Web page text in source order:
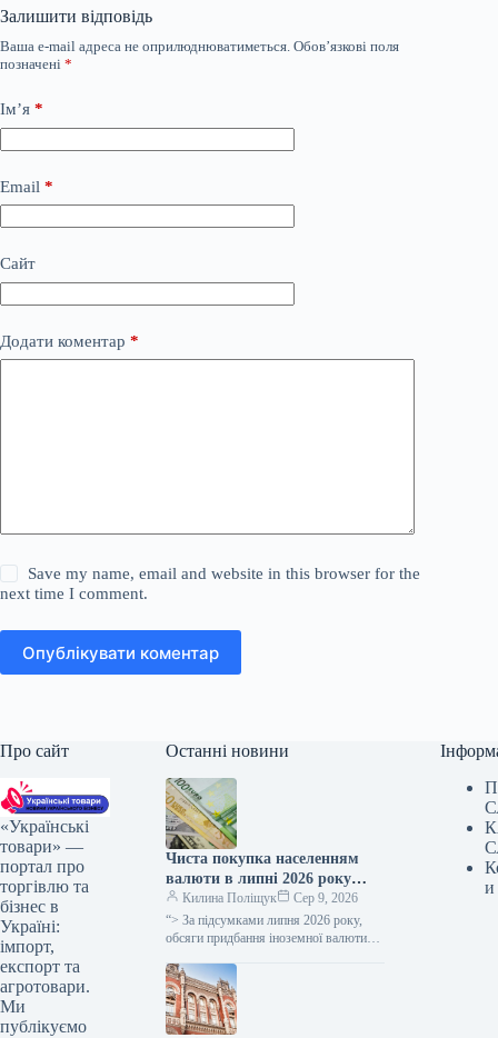
Залишити відповідь
Ваша e-mail адреса не оприлюднюватиметься. Обов’язкові поля
позначені *
Ім’я *
Email *
Сайт
Додати коментар *
Save my name, email and website in this browser for the
next time I comment.
Опублікувати коментар
Про сайт
«Українські
товари» —
портал про
торгівлю та
бізнес в
Україні:
імпорт,
експорт та
агротовари.
Ми
публікуємо
Останні новини
Чиста покупка населенням
валюти в липні 2026 року
скоротилася до 0,5 мільярда
доларів.
Килина Поліщук
Сер 9, 2026
“> За підсумками липня 2026 року,
обсяги придбання іноземної валюти
продажу на 0,5 мільярда доларів
США.…
и